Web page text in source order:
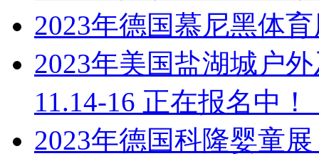
2023年德国慕尼黑体
2023年美国盐湖城户
11.14-16 正在报名中！
2023年德国科隆婴童